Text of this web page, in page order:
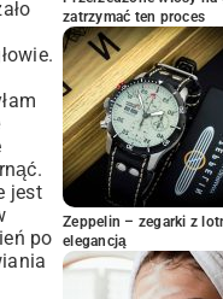
i
jak
jest
po
zatrzymać ten proces
Zeppelin – zegarki z
elegancją